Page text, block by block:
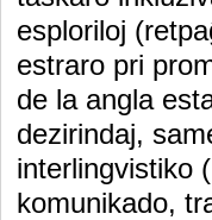
esploriloj
estraro pri
de la angla
dezirindaj,
interlingvistiko
komunikado,